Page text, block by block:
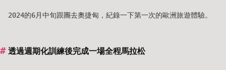
2024的6月中旬跟團去奧捷匈，紀錄一下第一次的歐洲旅遊體驗。
透過週期化訓練後完成一場全程馬拉松